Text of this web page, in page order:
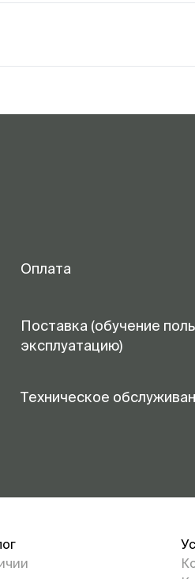
Оплата
Поставка (обучение
эксплуатацию)
Техническое